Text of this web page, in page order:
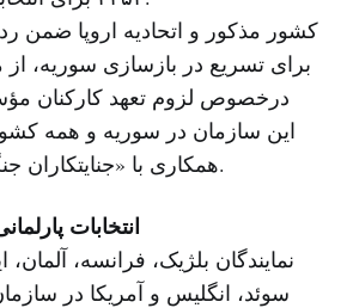
برای تسریع در بازسازی سوریه،
درخصوص لزوم تعهد کارکنان
این سازمان در سوریه و همه
همکاری با «جنایتکاران جنگی»، حمایت کردند.
انتخابات
نمایندگان بلژیک، فرانسه، آلمان،